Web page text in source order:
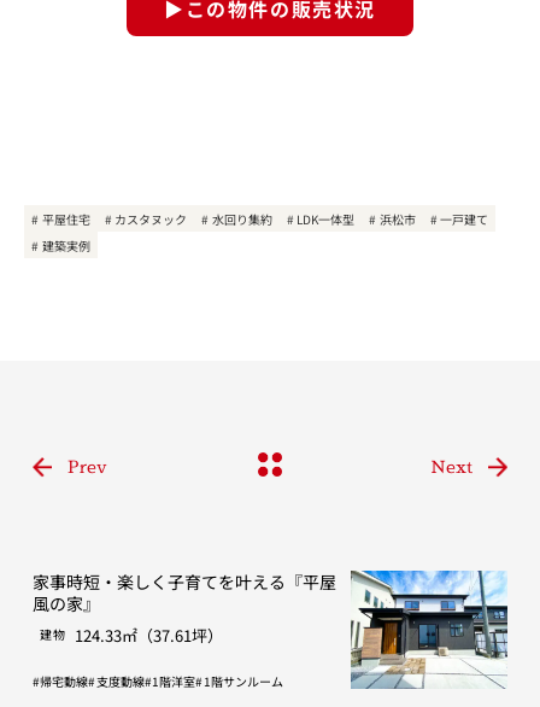
▶この物件の販売状況
平屋住宅 カスタヌック 水回り集約 LDK一体型 浜松市
一戸建て
建築実例
Prev Next
家事時短・楽しく子育てを叶える『平屋
風の家』
建物 124.33㎡（37.61坪）
帰宅動線 支度動線 1階洋室 1階サンルーム